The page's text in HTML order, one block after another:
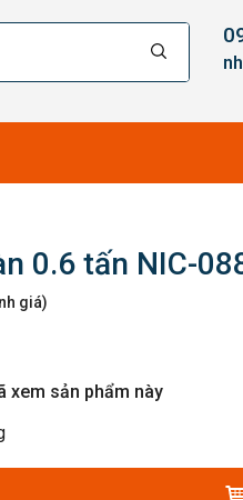
0.6 tấn NIC-
giá)
xem sản phẩm này